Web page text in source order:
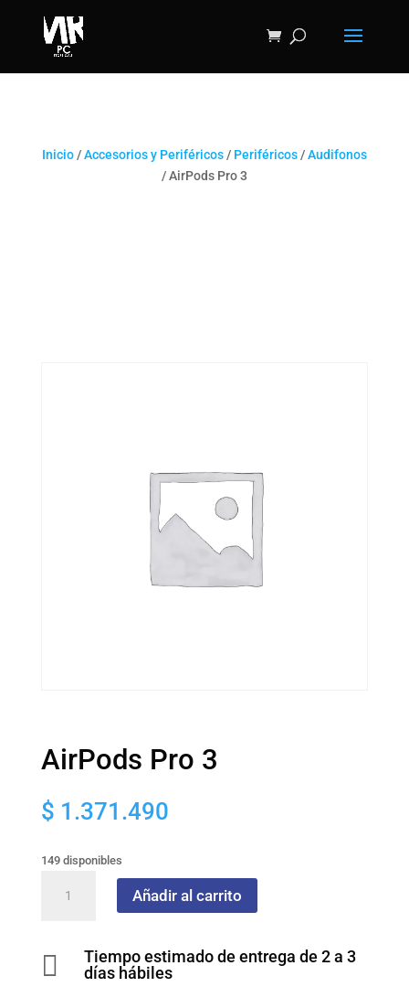
Inicio/Accesorios y Periféricos/ Periféricos/Audifonos
/ AirPods Pro 3
AirPods Pro 3
$ 1.371.490
149 disponibles
AirPods Pro 3
cantidad
Añadir al carrito

Tiempo estimado de entrega de 2 a 3
días hábiles